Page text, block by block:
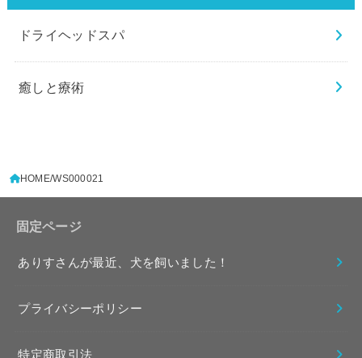
ドライヘッドスパ
癒しと療術
HOME WS000021
固定ページ
ありすさんが最近、犬を飼いました！
プライバシーポリシー
特定商取引法